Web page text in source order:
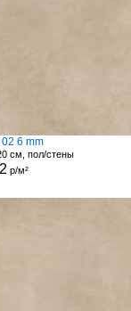
6 mm
см, пол/стены
р/м²